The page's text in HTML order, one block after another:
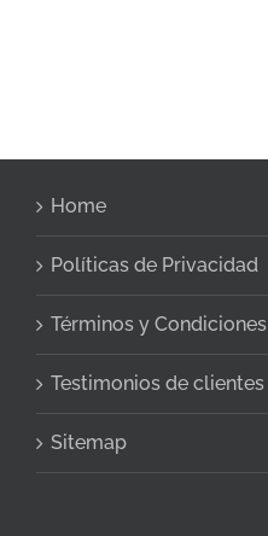
Home
Políticas de Privacidad
Términos y Condiciones
Testimonios de clientes
Sitemap